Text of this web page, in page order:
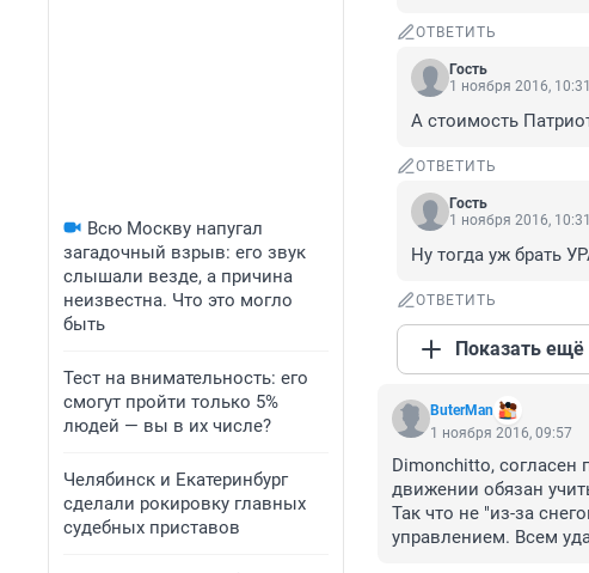
Всю Москву напугал
загадочный взрыв: его звук
слышали везде, а причина
неизвестна. Что это могло
быть
Тест на внимательность: его
смогут пройти только 5%
людей — вы в их числе?
Челябинск и Екатеринбург
сделали рокировку главных
судебных приставов
ОТВЕТИТЬ
Гость
1 ноября 2016, 10:31
А стоимость
ОТВЕТИТЬ
Гость
1 ноября 2016, 10:31
Ну тогда уж брать
ОТВЕТИТЬ
Показать ещё
ButerMan
1 ноября 2016, 09:57
Dimonchitto, согласен
движении обязан
Так что не "из-за
управлением. Всем